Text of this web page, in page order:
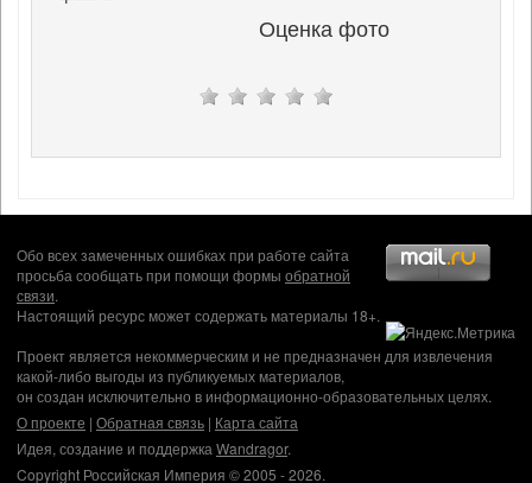
Оценка фото
Обо всех замеченных ошибках при работе сайта
просьба сообщать при помощи формы обратной
связи.
Настоящий ресурс может содержать материалы 18+.
Проект является некоммерческим и не предназначен для извлечения
какой-либо выгоды из публикуемых материалов,
он создан исключительно в информационно-образовательных целях.
О проекте | Обратная связь | Карта сайта
Идея, создание и поддержка Wandragor.
Copyright Российская Империя © 2005 - 2026.